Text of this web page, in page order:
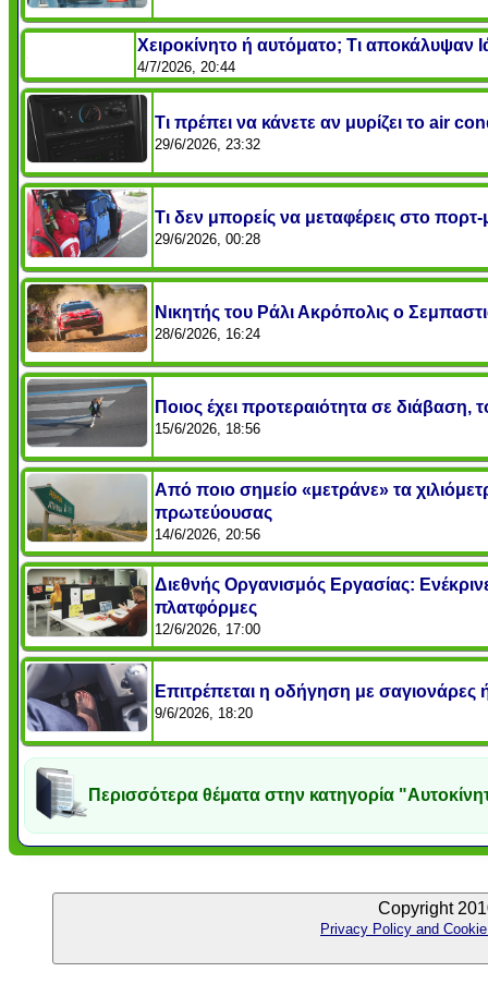
Χειροκίνητο ή αυτόματο; Τι αποκάλυψαν
4/7/2026, 20:44
Τι πρέπει να κάνετε αν μυρίζει το air
29/6/2026, 23:32
Τι δεν μπορείς να μεταφέρεις στο
29/6/2026, 00:28
Νικητής του Ράλι Ακρόπολις ο
28/6/2026, 16:24
Ποιος έχει προτεραιότητα σε διάβαση,
15/6/2026, 18:56
Από ποιο σημείο «μετράνε» τα
πρωτεύουσας
14/6/2026, 20:56
Διεθνής Οργανισμός Εργασίας:
πλατφόρμες
12/6/2026, 17:00
Επιτρέπεται η οδήγηση με
9/6/2026, 18:20
Περισσότερα θέματα στην κατηγορία
Copyright
Privacy Policy and